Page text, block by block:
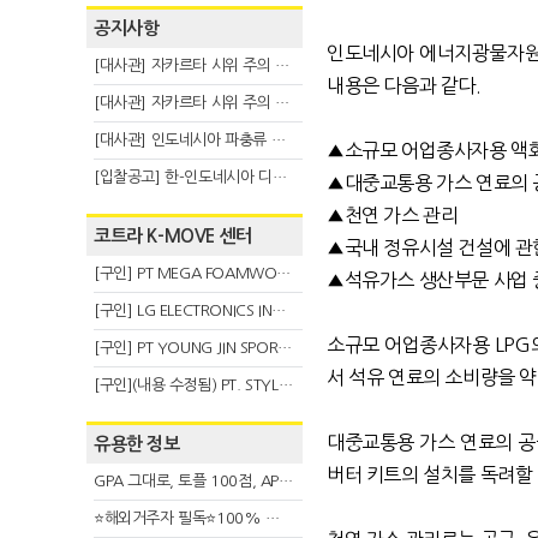
공지사항
[대사관] 자카르타 시위 주의 안내(8.6)
[대사관] 자카르타 시위 주의 안내(8.3)
[대사관] 인도네시아 파충류 불법 반출 주의 (7.29)
[입찰공고] 한-인도네시아 디지털융복합 탈 전시회
코트라 K-MOVE 센터
[구인] PT MEGA FOAMWORKS INDONESIA
[구인] LG ELECTRONICS INDONESIA
[구인] PT YOUNG JIN SPORT INDONESIA
[구인](내용 수정됨) PT. STYLE KOREAN INDONESIA (스타일 코리안 인도네시아)
유용한 정보
GPA 그대로, 토플 100점, AP 막막 — 원인은 하나입니다
⭐해외거주자 필독⭐100% 온라인 마지막 한국어교원 2급 추가모집 (~8/2)
인도네시아 에너지광물자
내용은 다음과 같다.
▲소규모 어업종사자용 액
▲대중교통용 가스 연료의
▲천연 가스 관리
▲국내 정유시설 건설에 관
▲석유가스 생산부문 사업
소규모 어업종사자용
서 석유 연료의 소비량을
대중교통용 가스 연료의
버터 키트의 설치를 독려할